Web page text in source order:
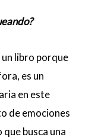
un libro porque
es un
en este
de emociones
busca una